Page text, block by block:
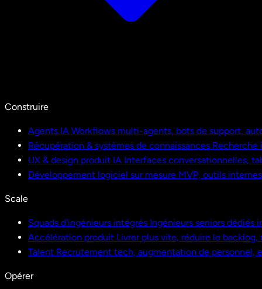
Construire
Agents IA Workflows multi-agents, bots de support,
Récupération & systèmes de connaissances Recherche
UX & design produit IA Interfaces conversationnelles,
Développement logiciel sur mesure MVP, outils
Scale
Squads d'ingénieurs intégrés Ingénieurs seniors dédiés
Accélération produit Livrer plus vite, réduire le
Talent Recrutement tech, augmentation de personnel,
Opérer